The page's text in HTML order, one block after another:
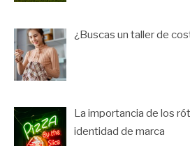
¿Buscas un taller de
La importancia de los
identidad de marca